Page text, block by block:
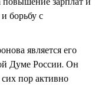
борьбу с
является его
Думе России. Он
пор активно